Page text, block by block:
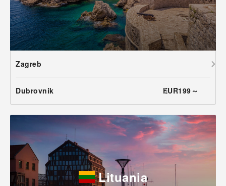
Zagreb
Dubrovnik EUR199～
Lituania